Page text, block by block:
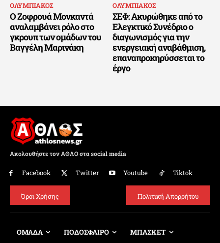
ΟΛΥΜΠΙΑΚΟΣ
Ο Ζοφρουά Μονκαντά
αναλαμβάνει ρόλο στο
γκρουπ των ομάδων του
Βαγγέλη Μαρινάκη
ΟΛΥΜΠΙΑΚΟΣ
ΣΕΦ: Ακυρώθηκε από το
Ελεγκτικό Συνέδριο ο
διαγωνισμός για την
ενεργειακή αναβάθμιση,
επαναπροκηρύσσεται το
έργο
Ακολουθήστε τον ΑΘΛΟ στα social media
Facebook Twitter Youtube Tiktok
Όροι Χρήσης Πολιτική Απορρήτου
ΟΜΑΔΑ ΠΟΔΟΣΦΑΙΡΟ ΜΠΑΣΚΕΤ